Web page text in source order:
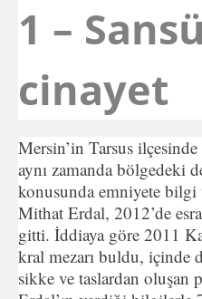
1 –
cinayet
Mersin’in Tarsus
aynı zamanda bölgedeki
konusunda emniyete
Mithat Erdal, 2012’de
gitti. İddiaya göre 2011
kral mezarı buldu, içinde
sikke ve taslardan oluşan